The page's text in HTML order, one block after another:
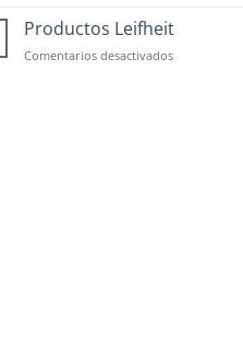
cocina
tu
casa
con
Productos Leifheit
Comentarios desactivadosen